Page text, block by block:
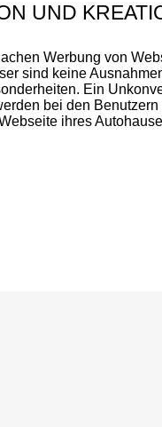
UND
Werbung von
sind keine
Ein
bei den Benutzern
ihres